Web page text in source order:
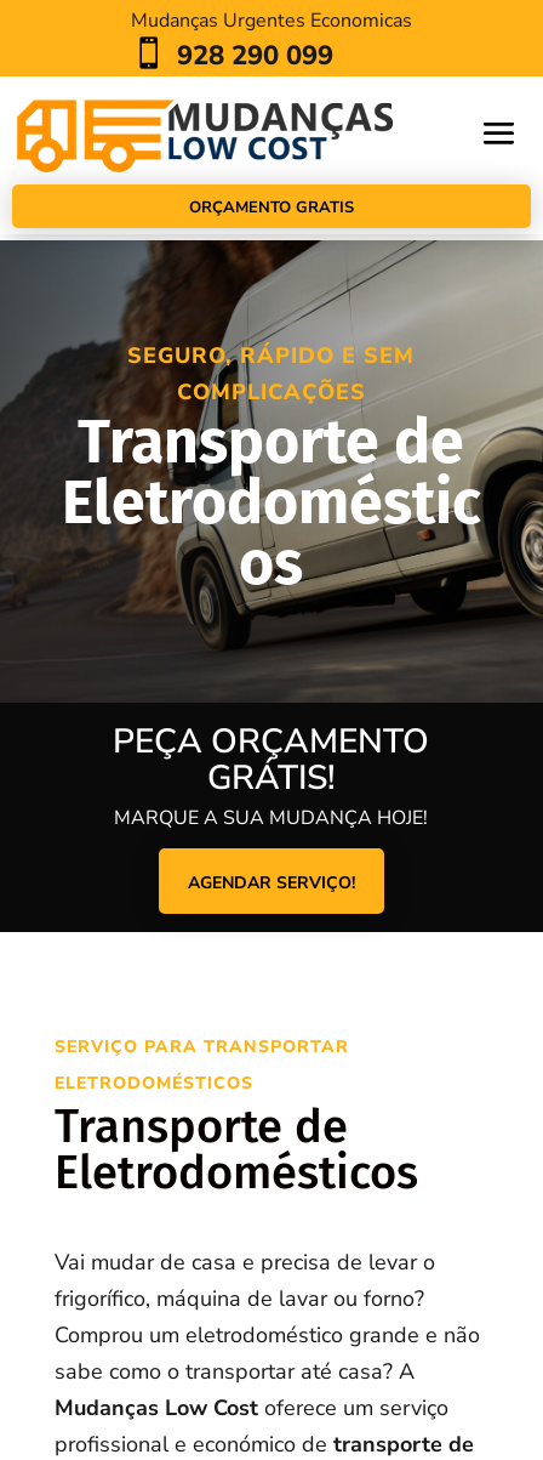
Mudanças Urgentes Economicas
 928 290 099
ORÇAMENTO GRATIS
SEGURO, RÁPIDO E SEM
COMPLICAÇÕES
Transporte de
Eletrodoméstic
os
PEÇA ORÇAMENTO
GRÁTIS!
MARQUE A SUA MUDANÇA HOJE!
AGENDAR SERVIÇO!
SERVIÇO PARA TRANSPORTAR
ELETRODOMÉSTICOS
Transporte de
Eletrodomésticos
Vai mudar de casa e precisa de levar o
frigorífico, máquina de lavar ou forno?
Comprou um eletrodoméstico grande e não
sabe como o transportar até casa? A
Mudanças Low Costoferece um serviço
profissional e económico de transporte de